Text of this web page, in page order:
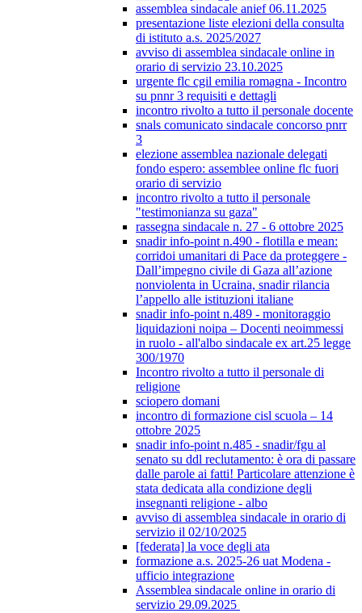
assemblea sindacale anief 06.11.2025
presentazione liste elezioni della consulta
di istituto a.s. 2025/2027
avviso di assemblea sindacale online in
orario di servizio 23.10.2025
urgente flc cgil emilia romagna - Incontro
su pnnr 3 requisiti e dettagli
incontro rivolto a tutto il personale docente
snals comunicato sindacale concorso pnrr
3
elezione assemblea nazionale delegati
fondo espero: assemblee online flc fuori
orario di servizio
incontro rivolto a tutto il personale
"testimonianza su gaza"
rassegna sindacale n. 27 - 6 ottobre 2025
snadir info-point n.490 - flotilla e mean:
corridoi umanitari di Pace da proteggere -
Dall’impegno civile di Gaza all’azione
nonviolenta in Ucraina, snadir rilancia
l’appello alle istituzioni italiane
snadir info-point n.489 - monitoraggio
liquidazioni noipa – Docenti neoimmessi
in ruolo - all'albo sindacale ex art.25 legge
300/1970
Incontro rivolto a tutto il personale di
religione
sciopero domani
incontro di formazione cisl scuola – 14
ottobre 2025
snadir info-point n.485 - snadir/fgu al
senato su ddl reclutamento: è ora di passare
dalle parole ai fatti! Particolare attenzione è
stata dedicata alla condizione degli
insegnanti religione - albo
avviso di assemblea sindacale in orario di
servizio il 02/10/2025
[federata] la voce degli ata
formazione a.s. 2025-26 uat Modena -
ufficio integrazione
Assemblea sindacale online in orario di
servizio 29.09.2025